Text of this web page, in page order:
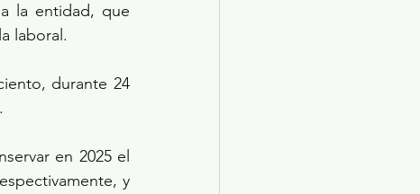
la entidad, que
laboral.
durante 24
en 2025 el
y